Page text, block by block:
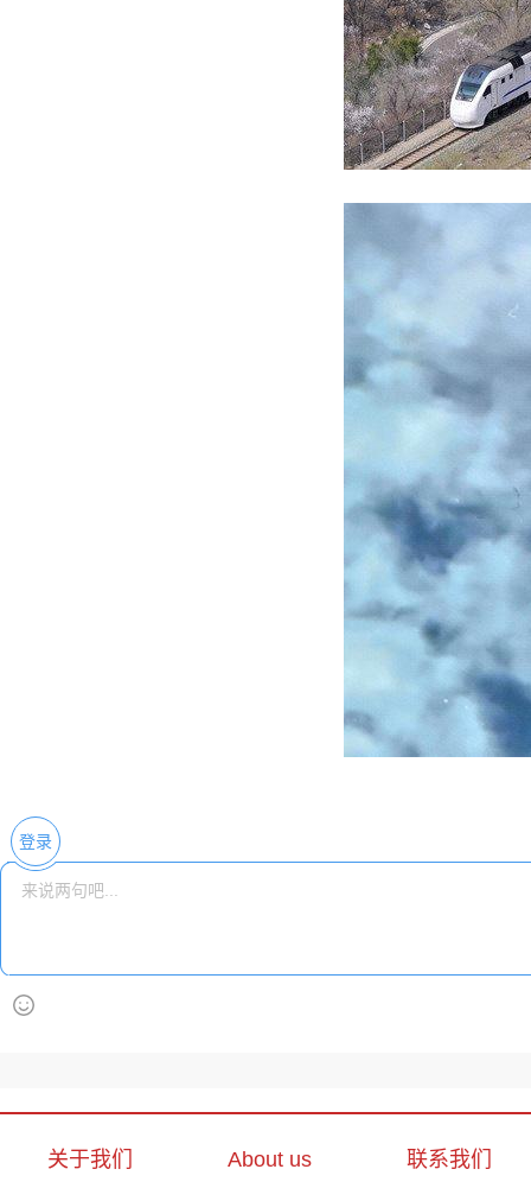
登录
关于我们 About us 联系我们